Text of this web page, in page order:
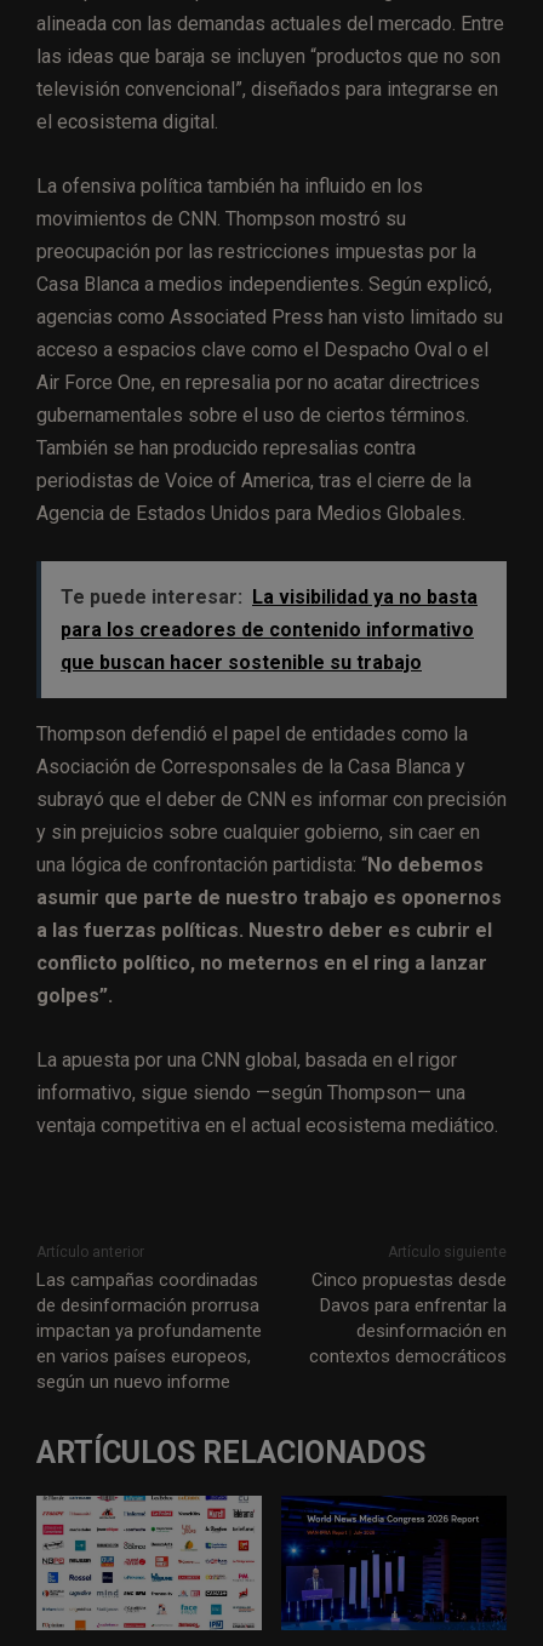
alineada con las demandas actuales del mercado. Entre
las ideas que baraja se incluyen “productos que no son
televisión convencional”, diseñados para integrarse en
el ecosistema digital.
La ofensiva política también ha influido en los
movimientos de CNN. Thompson mostró su
preocupación por las restricciones impuestas por la
Casa Blanca a medios independientes. Según explicó,
agencias como Associated Press han visto limitado su
acceso a espacios clave como el Despacho Oval o el
Air Force One, en represalia por no acatar directrices
gubernamentales sobre el uso de ciertos términos.
También se han producido represalias contra
periodistas de Voice of America, tras el cierre de la
Agencia de Estados Unidos para Medios Globales.
Te puede interesar: La visibilidad ya no basta
para los creadores de contenido informativo
que buscan hacer sostenible su trabajo
Thompson defendió el papel de entidades como la
Asociación de Corresponsales de la Casa Blanca y
subrayó que el deber de CNN es informar con precisión
y sin prejuicios sobre cualquier gobierno, sin caer en
una lógica de confrontación partidista: “No debemos
asumir que parte de nuestro trabajo es oponernos
a las fuerzas políticas. Nuestro deber es cubrir el
conflicto político, no meternos en el ring a lanzar
golpes”.
La apuesta por una CNN global, basada en el rigor
informativo, sigue siendo —según Thompson— una
ventaja competitiva en el actual ecosistema mediático.
Artículo anterior
Las campañas coordinadas
de desinformación prorrusa
impactan ya profundamente
en varios países europeos,
según un nuevo informe
Artículo siguiente
Cinco propuestas desde
Davos para enfrentar la
desinformación en
contextos democráticos
ARTÍCULOS RELACIONADOS